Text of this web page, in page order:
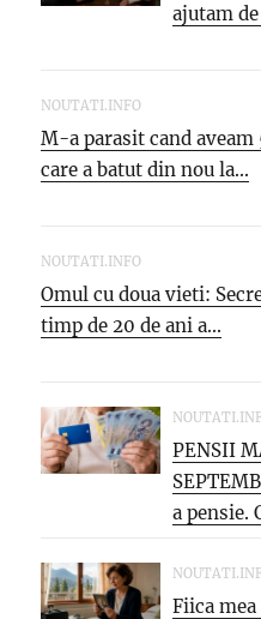
ajutam
NOUTATI.INFO
M-a parasit cand
care a batut din nou la...
NOUTATI.INFO
Omul cu doua vieti:
timp de 20 de ani a...
PENSII
a pensie.
Fiica